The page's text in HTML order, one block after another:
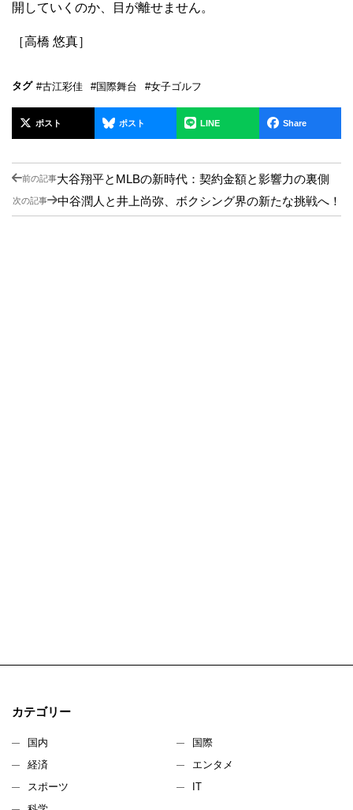
開していくのか、目が離せません。
［高橋 悠真］
タグ #古江彩佳 #国際舞台 #女子ゴルフ
ポスト ポスト LINE Share
前の記事大谷翔平とMLBの新時代：契約金額と影響力の裏側
次の記事 中谷潤人と井上尚弥、ボクシング界の新たな挑戦へ！
カテゴリー
国内
国際
経済
エンタメ
スポーツ
IT